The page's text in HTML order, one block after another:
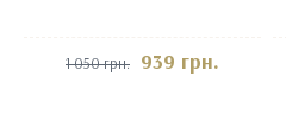
1 050 грн. 939 грн.